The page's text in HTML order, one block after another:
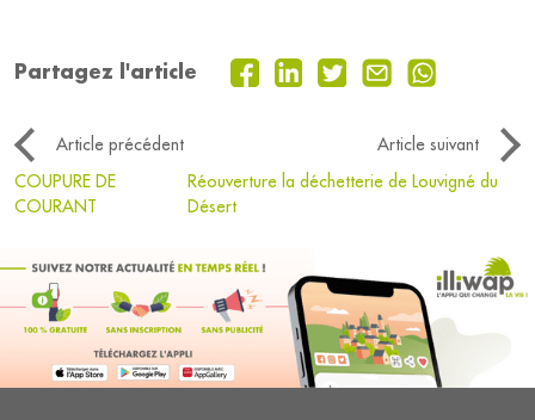
Partagez l'article
Article précédent
Article suivant
COUPURE DE
COURANT
Réouverture la déchetterie de Louvigné du
Désert